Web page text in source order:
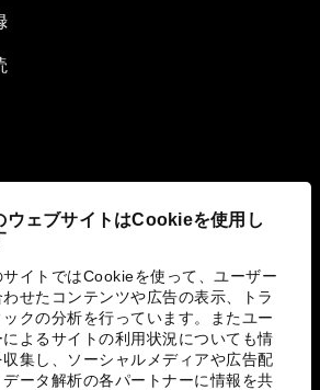
ウェブサイトはCookieを使用し
サイトではCookieを使って、ユーザー
わせたコンテンツや広告の表示、トラ
ックの分析を行っています。またユー
によるサイトの利用状況についても情
収集し、ソーシャルメディアや広告配
データ解析の各パートナーに情報を共
取り組み